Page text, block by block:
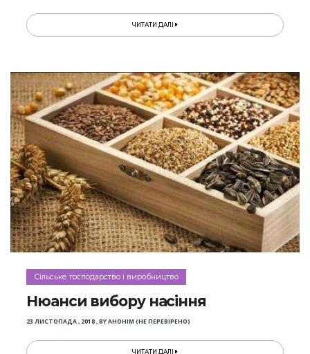
ЧИТАТИ ДАЛІ
Сільське господарство і виробництво
Нюанси вибору насіння
23 ЛИСТОПАДА , 2018,BYАНОНІМ (НЕ ПЕРЕВІРЕНО)
ЧИТАТИ ДАЛІ